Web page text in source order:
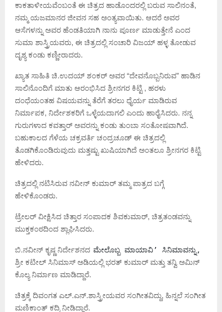
ಕಾಕತಾಳೀಯವೆಂಬಂತೆ ಈ ಚಿತ್ರದ ಹಾಡೊಂದರಲ್ಲಿ ಬರುವ ಸಾಲಿನಂತೆ,
ನಮ್ಮ ಯಜಮಾನರ ಜೀವನ ಸಹ ಅಂತ್ಯವಾಯಿತು. ಆದರೆ ಅವರ
ಆಸೆಗಳನ್ನು ಅವರ ಹೆಂಡತಿಯಾಗಿ ನಾನು ಪೂರ್ಣ ಮಾಡುತ್ತೇನೆ ಎಂದ
ಸುಮಾ ಶಾಸ್ತ್ರಿಯವರು, ಈ ಚಿತ್ರದಲ್ಲಿ ಸಂಚಾರಿ ವಿಜಯ್ ಹಳ್ಳ ತೋಡುವ
ದೃಶ್ಯ ಕಂಡು ಕಣ್ಣೀರಾದರು‌.
ಖ್ಯಾತ ಸಾಹಿತಿ ಚಿ.ಉದಯ್ ಶಂಕರ್ ಅವರ “ದೇವನೊಬ್ಬನಿರುವ” ಹಾಡಿನ
ಸಾಲಿನೊಂದಿಗೆ ಮಾತು ಆರಂಭಿಸಿದ ಶ್ರೀನಗರ ಕಿಟ್ಟಿ , ಹರಳು
ದಂಧೆಯಂತಹ ವಿಷಯವನ್ನು ತೆರೆಗೆ ತರಲು ಧೈರ್ಯ ಮಾಡಿರುವ
ನಿರ್ಮಾಪಕ, ನಿರ್ದೇಶಕರಿಗೆ ಒಳ್ಳೆಯದಾಗಲಿ ಎಂದು ಹಾರೈಸಿದರು. ನನ್ನ
ಗುರುಗಳಾದ ಕವತ್ತಾರ್ ಅವರನ್ನು ಕಂಡು ತುಂಬಾ ಸಂತೋಷವಾಗಿದೆ.
ಬಹುಕಾಲದ ಗೆಳೆಯ ಚಕ್ರವರ್ತಿ ಚಂದ್ರಚೂಡ್ ಈ ಚಿತ್ರದಲ್ಲಿ
ತೊಡಗಿಕೊಂಡಿರುವುದು ಮತ್ತಷ್ಟು ಖುಷಿಯಾಗಿದೆ ಅಂತಲೂ ಶ್ರೀನಗರ ಕಿಟ್ಟಿ
ಹೇಳಿದರು.
ಚಿತ್ರದಲ್ಲಿ ನಟಿಸಿರುವ ನವೀನ್ ಕುಮಾರ್ ತಮ್ಮ ಪಾತ್ರದ ಬಗ್ಗೆ
ಹೇಳಿಕೊಂಡರು.
ಟ್ರೇಲರ್ ವೀಕ್ಷಿಸಿದ ಚಿತ್ತಾರ ಸಂಪಾದಕ ಶಿವಕುಮಾರ್, ಚಿತ್ರತಂಡವನ್ನು
ಮುಕ್ತಕಂಠದಿಂದ ಶ್ಲಾಘಿಸಿದರು.
ಬಿ.ನವೀನ್ ಕೃಷ್ಣ ನಿರ್ದೇಶನದ ಮೇಲೊಬ್ಬ ಮಾಯಾವಿ’ ಸಿನಿಮಾವನ್ನು,
ಶ್ರೀ ಕಟೀಲ್ ಸಿನಿಮಾಸ್ ಅಡಿಯಲ್ಲಿ ಭರತ್ ಕುಮಾರ್ ಮತ್ತು ತನ್ವಿ ಅಮಿನ್
ಕೊಲ್ಯ ನಿರ್ಮಾಣ ಮಾಡಿದ್ದಾರೆ.
ಚಿತ್ರಕ್ಕೆ ದಿವಂಗತ ಎಲ್.ಎನ್.ಶಾಸ್ತ್ರೀಯವರ ಸಂಗೀತವಿದ್ದು, ಹಿನ್ನಲೆ ಸಂಗೀತ
ಮಣಿಕಾಂತ್ ಕದ್ರಿ ನೀಡಿದ್ದಾರೆ.